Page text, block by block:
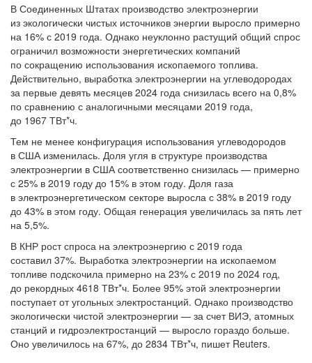
В Соединенных Штатах производство электроэнергии
из экологически чистых источников энергии выросло примерно
на 16% с 2019 года. Однако неуклонно растущий общий спрос
ограничил возможности энергетических компаний
по сокращению использования ископаемого топлива.
Действительно, выработка электроэнергии на углеводородах
за первые девять месяцев 2024 года снизилась всего на 0,8%
по сравнению с аналогичными месяцами 2019 года,
до 1967 ТВт*ч.
Тем не менее конфигурация использования углеводородов
в США изменилась. Доля угля в структуре производства
электроэнергии в США соответственно снизилась — примерно
с 25% в 2019 году до 15% в этом году. Доля газа
в электроэнергетическом секторе выросла с 38% в 2019 году
до 43% в этом году. Общая генерация увеличилась за пять лет
на 5,5%.
В КНР рост спроса на электроэнергию с 2019 года
составил 37%. Выработка электроэнергии на ископаемом
топливе подскочила примерно на 23% с 2019 по 2024 год,
до рекордных 4618 ТВт*ч. Более 95% этой электроэнергии
поступает от угольных электростанций. Однако производство
экологически чистой электроэнергии — за счет ВИЭ, атомных
станций и гидроэлектростанций — выросло гораздо больше.
Оно увеличилось на 67%, до 2834 ТВт*ч, пишет Reuters.